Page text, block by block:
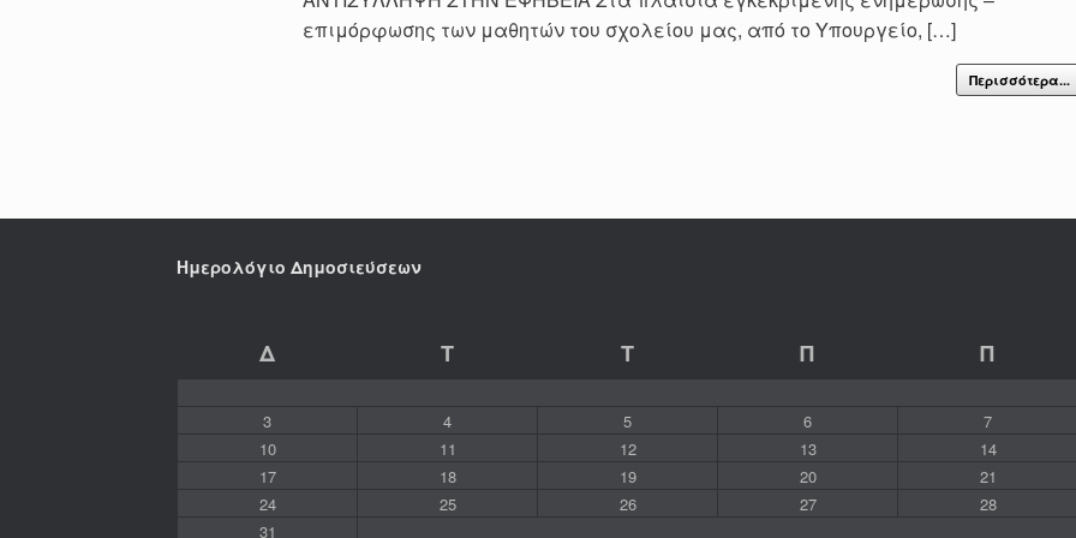
επιμόρφωσης των μαθητών του σχολείου μας, από το Υπουργείο, […]
Περισσότερα...
Ημερολόγιο Δημοσιεύσεων
Δ Τ Τ Π Π
3
4 5 6 7
10
11 12 13 14
17
18 19 20 21
24
25 26 27 28
31